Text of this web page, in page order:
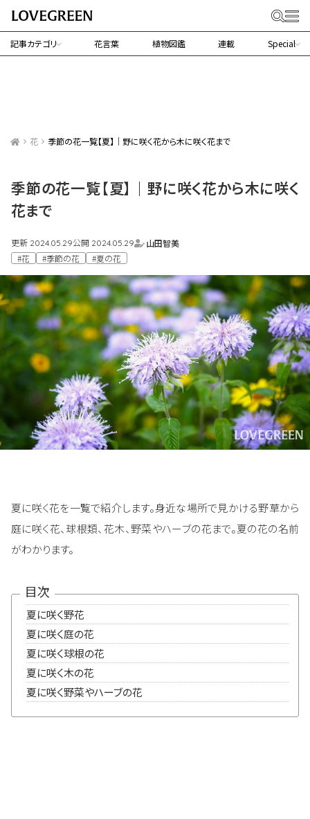
記事カテゴリ 花言葉 植物図鑑 連載 Special
花 季節の花一覧【夏】｜野に咲く花から木に咲く花まで
季節の花一覧【夏】｜野に咲く花から木に咲く
花まで
更新 2024.05.29公開 2024.05.29
山田智美
#花
#季節の花 #夏の花
夏に咲く花を一覧で紹介します。身近な場所で見かける野草から
庭に咲く花、球根類、花木、野菜やハーブの花まで。夏の花の名前
がわかります。
目次
夏に咲く野花
夏に咲く庭の花
夏に咲く球根の花
夏に咲く木の花
夏に咲く野菜やハーブの花